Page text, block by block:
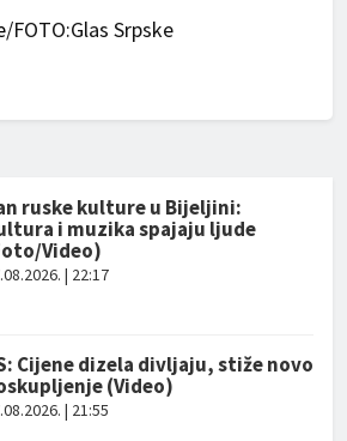
/FOTO:Glas Srpske
ruske kulture u Bijeljini:
i muzika spajaju ljude
Video)
| 22:17
Cijene dizela divljaju, stiže novo
(Video)
| 21:55